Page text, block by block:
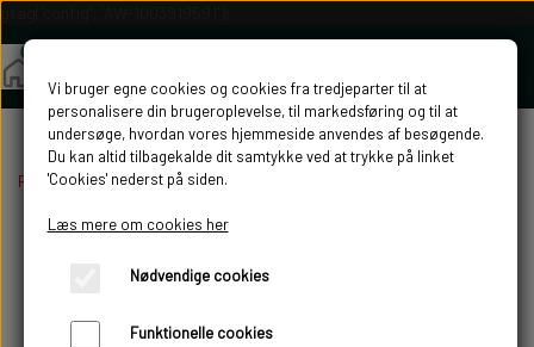
Forside Luftsolfangere Std. Luftsolfangere
Vi bruger egne cookies og cookies fra tredjeparter til at
personalisere din brugeroplevelse, til markedsføring og til at
undersøge, hvordan vores hjemmeside anvendes af besøgende.
Du kan altid tilbagekalde dit samtykke ved at trykke på linket
'Cookies' nederst på siden.
Læs mere om cookies her
Nødvendige cookies
Funktionelle cookies